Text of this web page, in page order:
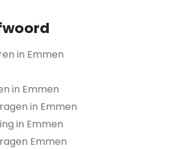
in Emmen
in Emmen
in Emmen
in Emmen
Emmen